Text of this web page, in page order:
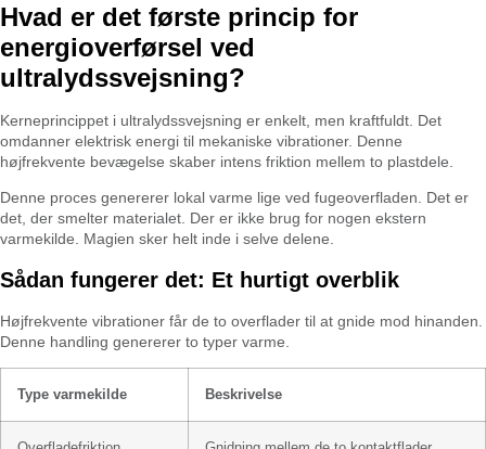
Hvad er det første princip for
energioverførsel ved
ultralydssvejsning?
Kerneprincippet i ultralydssvejsning er enkelt, men kraftfuldt. Det
omdanner elektrisk energi til mekaniske vibrationer. Denne
højfrekvente bevægelse skaber intens friktion mellem to plastdele.
Denne proces genererer lokal varme lige ved fugeoverfladen. Det er
det, der smelter materialet. Der er ikke brug for nogen ekstern
varmekilde. Magien sker helt inde i selve delene.
Sådan fungerer det: Et hurtigt overblik
Højfrekvente vibrationer får de to overflader til at gnide mod hinanden.
Denne handling genererer to typer varme.
Type varmekilde Beskrivelse